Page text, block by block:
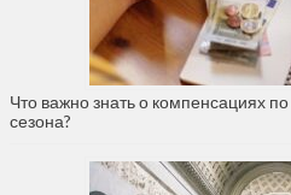
Что важно знать о компенсациях
сезона?